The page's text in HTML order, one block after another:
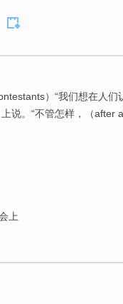
）“我们想在人们
上说。“不管怎样，（after
上